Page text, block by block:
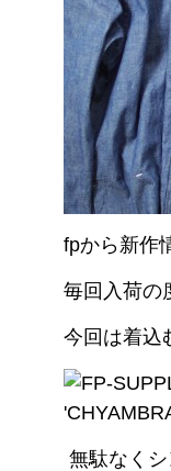
fpから新作
毎回入荷の
今回は着込
無駄なく